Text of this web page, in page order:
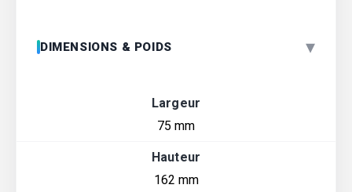
DIMENSIONS & POIDS ▾
Largeur
75 mm
Hauteur
162 mm